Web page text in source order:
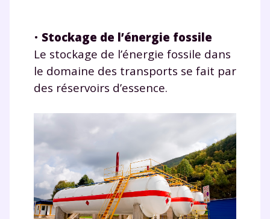
• Stockage de l’énergie fossile
Le stockage de l’énergie fossile dans
le domaine des transports se fait par
des réservoirs d’essence.